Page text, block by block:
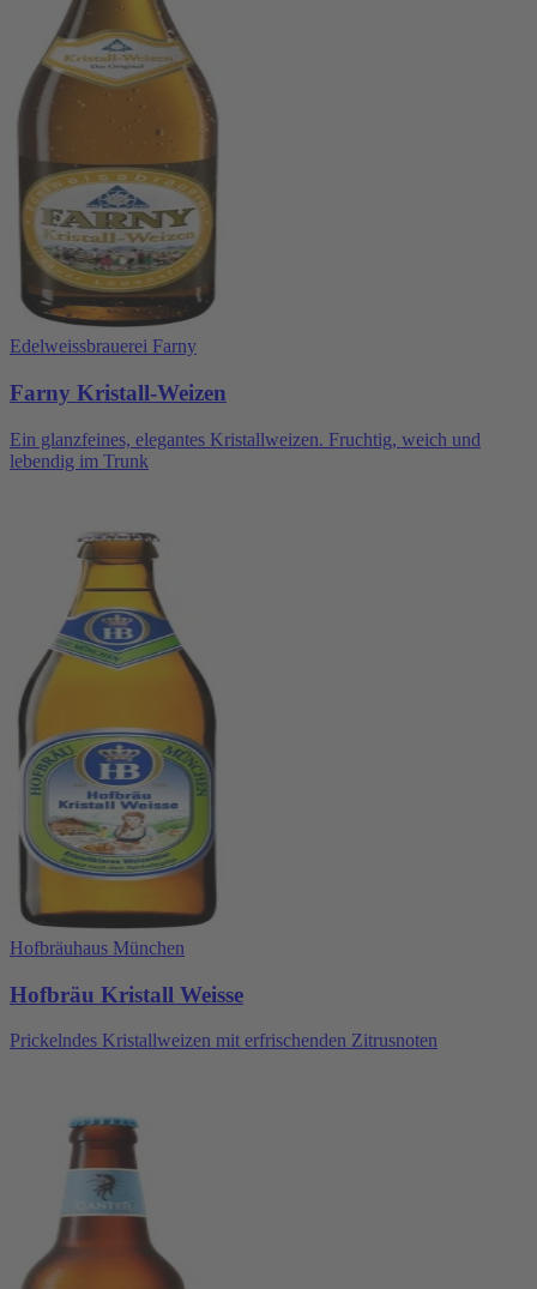
Edelweissbrauerei Farny
Farny Kristall-Weizen
Ein glanzfeines, elegantes Kristallweizen. Fruchtig, weich und
lebendig im Trunk
Hofbräuhaus München
Hofbräu Kristall Weisse
Prickelndes Kristallweizen mit erfrischenden Zitrusnoten